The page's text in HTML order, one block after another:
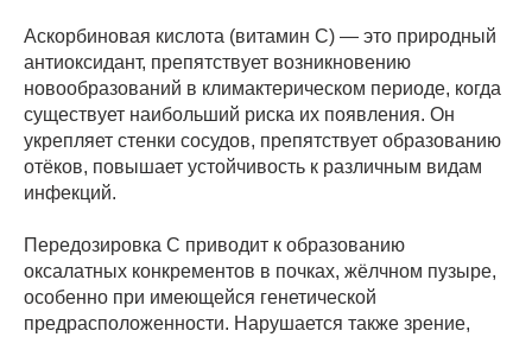
Аскорбиновая кислота (витамин С) — это природный
антиоксидант, препятствует возникновению
новообразований в климактерическом периоде, когда
существует наибольший риска их появления. Он
укрепляет стенки сосудов, препятствует образованию
отёков, повышает устойчивость к различным видам
инфекций.
Передозировка С приводит к образованию
оксалатных конкрементов в почках, жёлчном пузыре,
особенно при имеющейся генетической
предрасположенности. Нарушается также зрение,